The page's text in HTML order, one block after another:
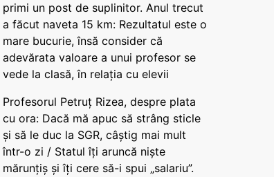
primi un post de suplinitor. Anul trecut
a făcut naveta 15 km: Rezultatul este o
mare bucurie, însă consider că
adevărata valoare a unui profesor se
vede la clasă, în relația cu elevii
Profesorul Petruț Rizea, despre plata
cu ora: Dacă mă apuc să strâng sticle
și să le duc la SGR, câștig mai mult
într-o zi / Statul îți aruncă niște
mărunțiș și îți cere să-i spui „salariu”.